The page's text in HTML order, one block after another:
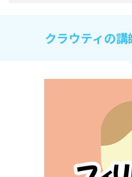
クラウティの